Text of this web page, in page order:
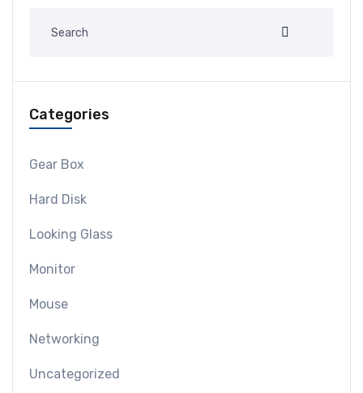
Categories
Gear Box
Hard Disk
Looking Glass
Monitor
Mouse
Networking
Uncategorized